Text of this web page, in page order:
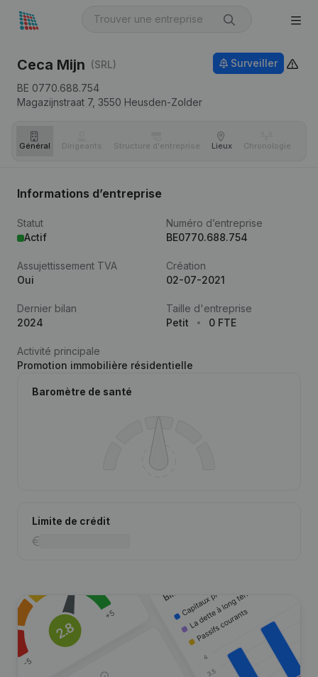
Ceca Mijn (SRL)
BE 0770.688.754
Magazijnstraat 7, 3550 Heusden-Zolder
Surveiller
Général Dirigeants Structure d'entreprise Lieux Chronologie
Informations d’entreprise
Statut
Actif
Numéro d’entreprise
BE0770.688.754
Assujettissement TVA
Oui
Création
02-07-2021
Dernier bilan
2024
Taille d'entreprise
Petit
0 FTE
Activité principale
Promotion immobilière résidentielle
Baromètre de santé
Limite de crédit